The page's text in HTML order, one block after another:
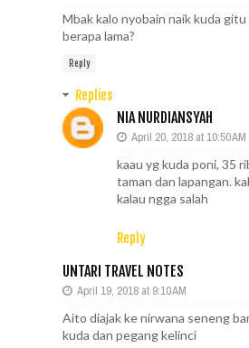
Mbak kalo nyobain naik kuda
berapa lama?
Reply
Replies
NIA NURDIANSYAH
April 20, 2018 at 10:50 AM
kaau yg kuda poni, 35
taman dan lapangan.
kalau ngga salah
Reply
UNTARI TRAVEL NOTES
April 19, 2018 at 9:10 AM
Aito diajak ke nirwana seneng
kuda dan pegang kelinci